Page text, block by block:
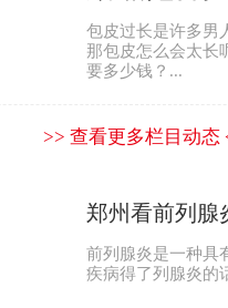
包皮过长是许多男
那包皮怎么会太长
要多少钱？...
>> 查看更多栏目动态
郑州看前列腺
前列腺炎是一种具
疾病得了列腺炎的